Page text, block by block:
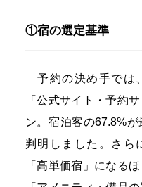
①宿の選定基準
予約の決め手では
「公式サイト・予約
ン。宿泊客の67.8%
判明しました。さら
「高単価宿」になる